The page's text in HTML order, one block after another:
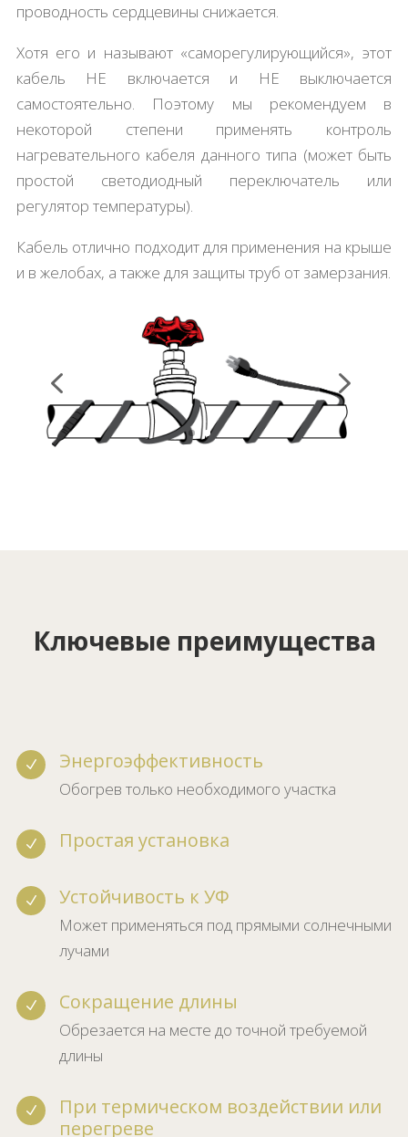
проводность сердцевины снижается.
Хотя его и называют «саморегулирующийся», этот
кабель НЕ включается и НЕ выключается
самостоятельно. Поэтому мы рекомендуем в
некоторой степени применять контроль
нагревательного кабеля данного типа (может быть
простой светодиодный переключатель или
регулятор температуры).
Кабель отлично подходит для применения на крыше
и в желобах, а также для защиты труб от замерзания.
Ключевые преимущества
N Энергоэффективность
Обогрев только необходимого участка
N Простая установка
N Устойчивость к УФ
Может применяться под прямыми солнечными
лучами
N Сокращение длины
Обрезается на месте до точной требуемой
длины
N
При термическом воздействии или
перегреве